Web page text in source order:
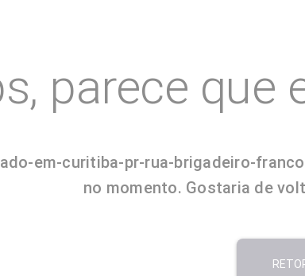
parece que
em-curitiba-pr-rua-brigadeiro-
no momento. Gostaria de